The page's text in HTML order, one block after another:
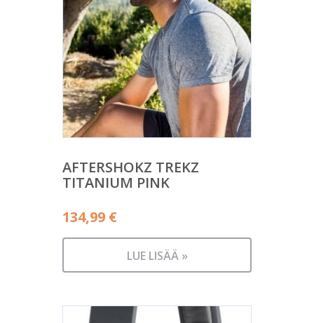
AFTERSHOKZ TREKZ
TITANIUM PINK
134,99 €
LUE LISÄÄ »